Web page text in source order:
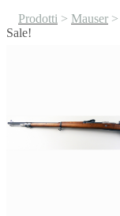
Prodotti > Mauser >
Sale!